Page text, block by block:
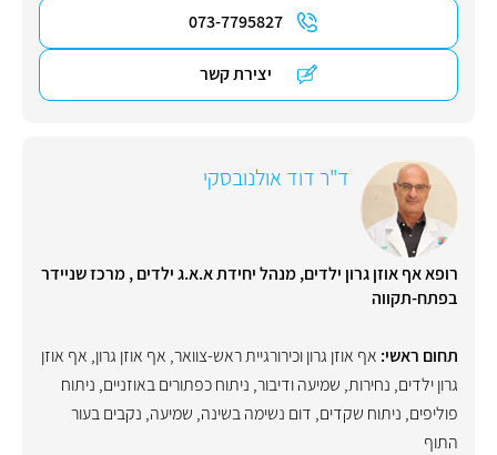
073-7795827
יצירת קשר
ד"ר דוד אולנובסקי
רופא אף אוזן גרון ילדים, מנהל יחידת א.א.ג ילדים , מרכז שניידר
בפתח-תקווה
תחום ראשי: אף אוזן גרון וכירורגיית ראש-צוואר, אף אוזן גרון, אף אוזן
גרון ילדים, נחירות, שמיעה ודיבור, ניתוח כפתורים באוזניים, ניתוח
פוליפים, ניתוח שקדים, דום נשימה בשינה, שמיעה, נקבים בעור
התוף